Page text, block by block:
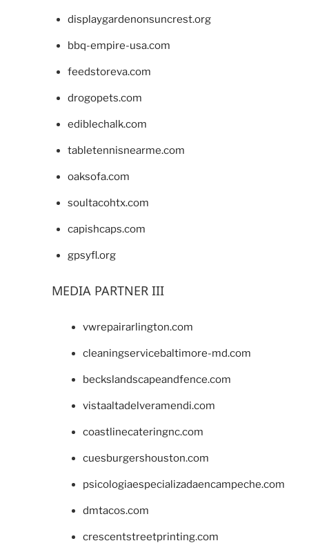
displaygardenonsuncrest.org
bbq-empire-usa.com
feedstoreva.com
drogopets.com
ediblechalk.com
tabletennisnearme.com
oaksofa.com
soultacohtx.com
capishcaps.com
gpsyfl.org
MEDIA PARTNER III
vwrepairarlington.com
cleaningservicebaltimore-md.com
beckslandscapeandfence.com
vistaaltadelveramendi.com
coastlinecateringnc.com
cuesburgershouston.com
psicologiaespecializadaencampeche.com
dmtacos.com
crescentstreetprinting.com